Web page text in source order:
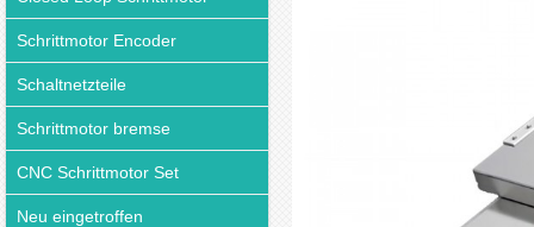
Schrittmotor Encoder
Schaltnetzteile
Schrittmotor bremse
CNC Schrittmotor Set
Neu eingetroffen